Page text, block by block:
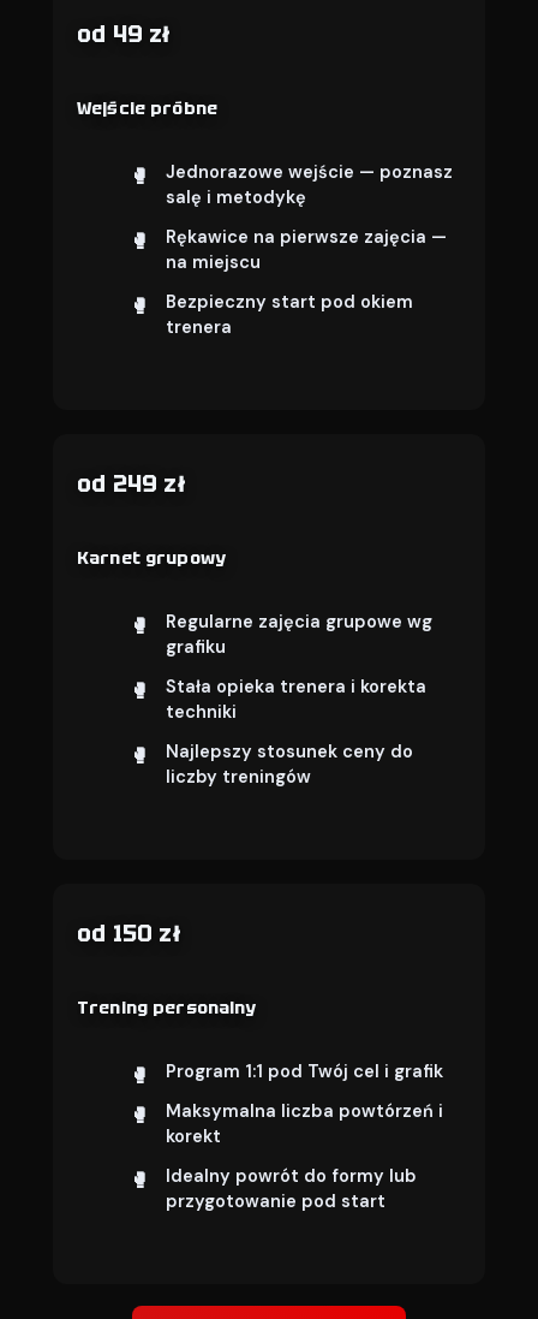
od 49 zł
Wejście próbne
Jednorazowe wejście — poznasz
salę i metodykę
Rękawice na pierwsze zajęcia —
na miejscu
Bezpieczny start pod okiem
trenera
od 249 zł
Karnet grupowy
Regularne zajęcia grupowe wg
grafiku
Stała opieka trenera i korekta
techniki
Najlepszy stosunek ceny do
liczby treningów
od 150 zł
Trening personalny
Program 1:1 pod Twój cel i grafik
Maksymalna liczba powtórzeń i
korekt
Idealny powrót do formy lub
przygotowanie pod start